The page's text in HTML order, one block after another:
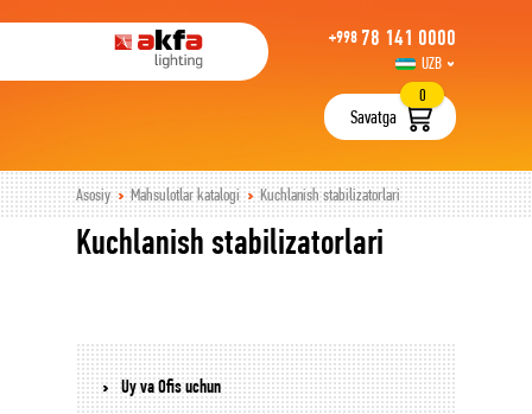
+998 78 141 0000
UZB
РУС
Savatga
0
Asosiy Mahsulotlar katalogi Kuchlanish stabilizatorlari
Kuchlanish stabilizatorlari
Uy va Ofis uchun